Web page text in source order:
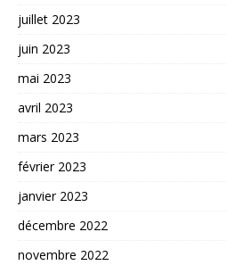
juillet 2023
juin 2023
mai 2023
avril 2023
mars 2023
février 2023
janvier 2023
décembre 2022
novembre 2022